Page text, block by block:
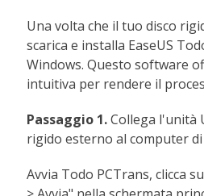
Una volta che il tuo disco
scarica e installa EaseUS
Windows. Questo software
intuitiva per rendere il
Passaggio 1.Collega l'unità
rigido esterno al computer
Avvia Todo PCTrans, clicca